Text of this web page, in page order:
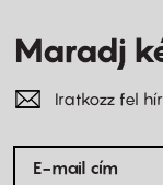
Maradj
Iratkozz fel